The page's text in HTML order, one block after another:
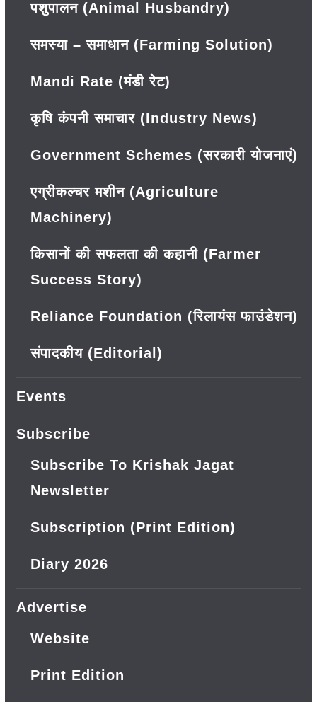
पशुपालन (Animal Husbandry)
समस्या – समाधान (Farming Solution)
Mandi Rate (मंडी रेट)
कृषि कंपनी समाचार (Industry News)
Government Schemes (सरकारी योजनाएं)
एग्रीकल्चर मशीन (Agriculture
Machinery)
किसानों की सफलता की कहानी (Farmer
Success Story)
Reliance Foundation (रिलायंस फाउंडेशन)
संपादकीय (Editorial)
Events
Subscribe
Subscribe To Krishak Jagat
Newsletter
Subscription (Print Edition)
Diary 2026
Advertise
Website
Print Edition